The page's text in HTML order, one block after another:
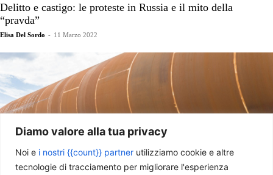
Diamo valore alla tua privacy
Noi e i nostri {{count}} partner utilizziamo cookie e altre
tecnologie di tracciamento per migliorare l'esperienza
Delitto e castigo: le proteste in Russia e il mito della
“pravda”
Elisa Del Sordo - 11 Marzo 2022